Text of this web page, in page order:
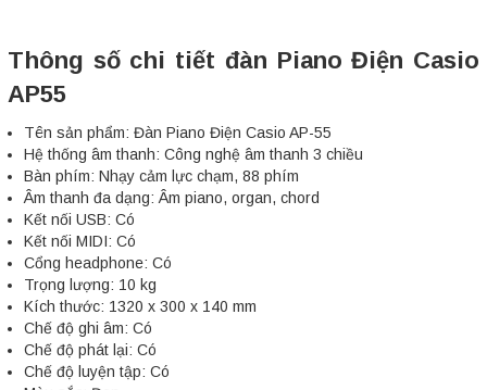
Thông số chi tiết đàn Piano Điện Casio
AP55
Tên sản phẩm: Đàn Piano Điện Casio AP-55
Hệ thống âm thanh: Công nghệ âm thanh 3 chiều
Bàn phím: Nhạy cảm lực chạm, 88 phím
Âm thanh đa dạng: Âm piano, organ, chord
Kết nối USB: Có
Kết nối MIDI: Có
Cổng headphone: Có
Trọng lượng: 10 kg
Kích thước: 1320 x 300 x 140 mm
Chế độ ghi âm: Có
Chế độ phát lại: Có
Chế độ luyện tập: Có